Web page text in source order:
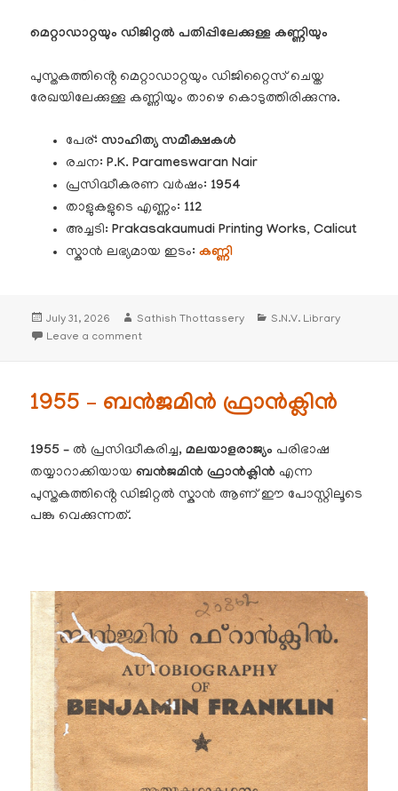
മെറ്റാഡാറ്റയും ഡിജിറ്റൽ പതിപ്പിലേക്കുള്ള കണ്ണിയും
പുസ്തകത്തിൻ്റെ മെറ്റാഡാറ്റയും ഡിജിറ്റൈസ് ചെയ്ത
രേഖയിലേക്കുള്ള കണ്ണിയും താഴെ കൊടുത്തിരിക്കുന്നു.
പേര്:സാഹിത്യ സമീക്ഷകൾ
രചന:P.K. Parameswaran Nair
പ്രസിദ്ധീകരണ വർഷം: 1954
താളുകളുടെ എണ്ണം: 112
അച്ചടി: Prakasakaumudi Printing Works, Calicut
സ്കാൻ ലഭ്യമായ ഇടം:കണ്ണി
Posted
on
July 31, 2026 Author
Sathish Thottassery Categories
S.N.V. Library
Leave a commenton 1954 – സാഹിത്യ സമീക്ഷകൾ – പി.കെ.
1955 – ബൻജമിൻ ഫ്രാൻക്ലിൻ
1955 – ൽ പ്രസിദ്ധീകരിച്ച,മലയാളരാജ്യം പരിഭാഷ
തയ്യാറാക്കിയായബൻജമിൻ ഫ്രാൻക്ലിൻ എന്ന
പുസ്തകത്തിൻ്റെ ഡിജിറ്റൽ സ്കാൻ ആണ് ഈ പോസ്റ്റിലൂടെ
പങ്കു വെക്കുന്നത്.